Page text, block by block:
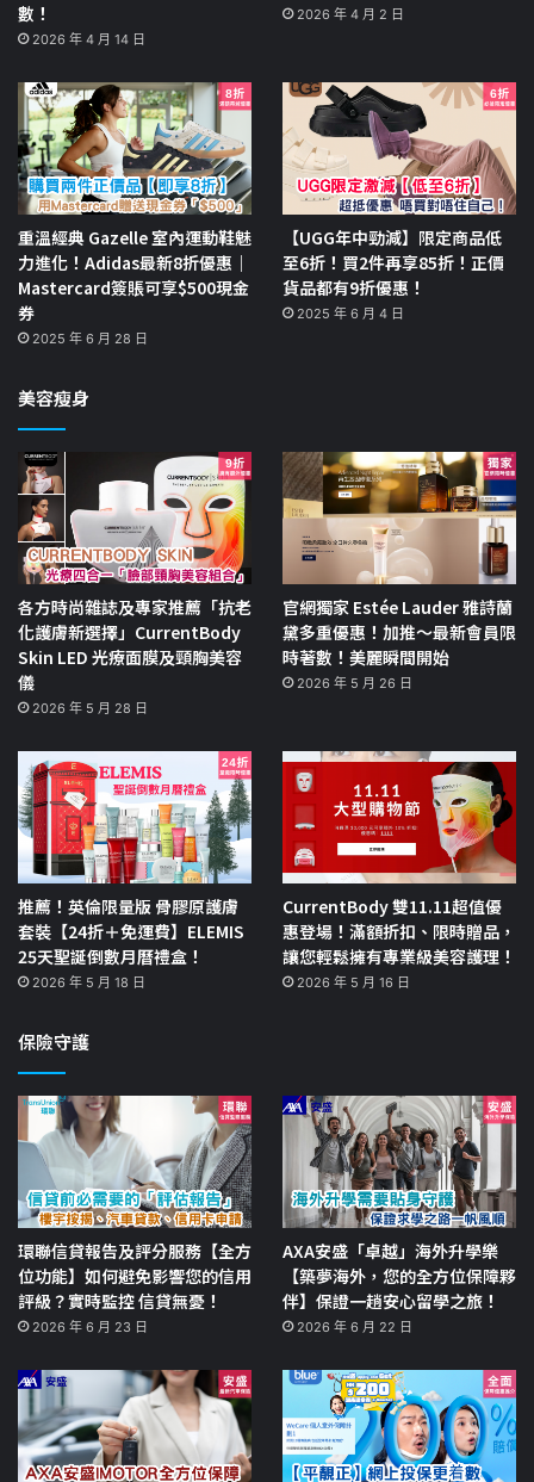
數！
2026 年 4 月 14 日
2026 年 4 月 2 日
重溫經典 Gazelle 室內運動鞋魅
力進化！Adidas最新8折優惠｜
Mastercard簽賬可享$500現金
券
2025 年 6 月 28 日
【UGG年中勁減】限定商品低
至6折！買2件再享85折！正價
貨品都有9折優惠！
2025 年 6 月 4 日
美容瘦身
各方時尚雜誌及專家推薦「抗老
化護膚新選擇」CurrentBody
Skin LED 光療面膜及頸胸美容
儀
2026 年 5 月 28 日
官網獨家 Estée Lauder 雅詩蘭
黛多重優惠！加推～最新會員限
時著數！美麗瞬間開始
2026 年 5 月 26 日
推薦！英倫限量版 骨膠原護膚
套裝【24折＋免運費】ELEMIS
25天聖誕倒數月曆禮盒！
2026 年 5 月 18 日
CurrentBody 雙11.11超值優
惠登場！滿額折扣、限時贈品，
讓您輕鬆擁有專業級美容護理！
2026 年 5 月 16 日
保險守護
環聯信貸報告及評分服務【全方
位功能】如何避免影響您的信用
評級？實時監控 信貸無憂！
2026 年 6 月 23 日
AXA安盛「卓越」海外升學樂
【築夢海外，您的全方位保障夥
伴】保證一趟安心留學之旅！
2026 年 6 月 22 日